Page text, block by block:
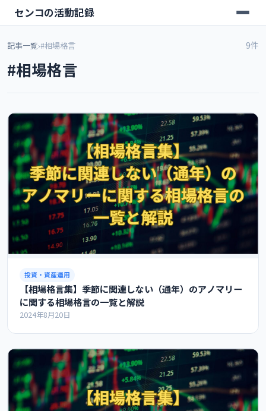
センコの活動記録
記事一覧›#相場格言
#相場格言
9件
投資・資産運用
【相場格言集】季節に関連しない（通年）のアノマリー
に関する相場格言の一覧と解説
2024年8月20日